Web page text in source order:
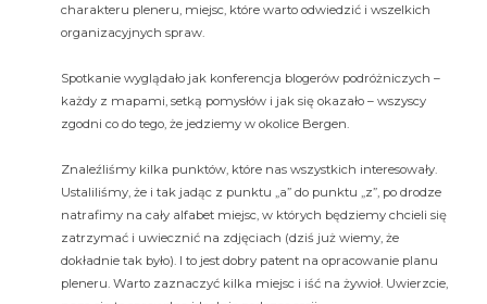
charakteru pleneru, miejsc, które warto odwiedzić i wszelkich
organizacyjnych spraw.
Spotkanie wyglądało jak konferencja blogerów podróżniczych –
każdy z mapami, setką pomysłów i jak się okazało – wszyscy
zgodni co do tego, że jedziemy w okolice Bergen.
Znaleźliśmy kilka punktów, które nas wszystkich interesowały.
Ustaliliśmy, że i tak jadąc z punktu „a” do punktu „z”, po drodze
natrafimy na cały alfabet miejsc, w których będziemy chcieli się
zatrzymać i uwiecznić na zdjęciach (dziś już wiemy, że
dokładnie tak było). I to jest dobry patent na opracowanie planu
pleneru. Warto zaznaczyć kilka miejsc i iść na żywioł. Uwierzcie,